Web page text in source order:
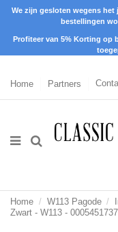
We zijn gesloten wegens
bestellingen
Profiteer van 5% Korting op
Home Partners
Home W113 Pagode
Zwart - W113 - 0005451737